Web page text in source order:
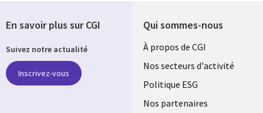
Qui sommes-nous
Useful
links
FRANCE
À propos de CGI
Nos secteurs d'activité
Politique ESG
Nos partenaires
En savoir plus sur CGI
Suivez notre actualité
Inscrivez-vous